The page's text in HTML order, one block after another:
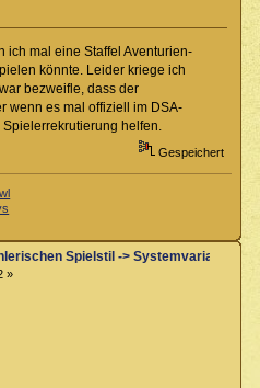
ich mal eine Staffel Aventurien-
könnte. Leider kriege ich
bezweifle, dass der
wenn es mal offiziell im DSA-
helfen.
Gespeichert
Spielstil -> Systemvariante im
»